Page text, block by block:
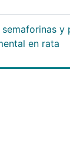
en rata